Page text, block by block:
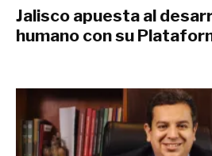
Jalisco apuesta al
humano con su